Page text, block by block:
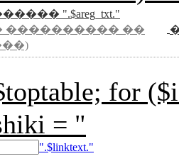
".$areg_txt."
���������� ��
= "
".$linktext."